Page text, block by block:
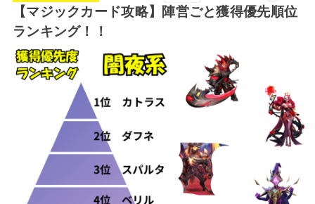
【マジックカード攻略】陣営ごと獲得優先順位
ランキング！！